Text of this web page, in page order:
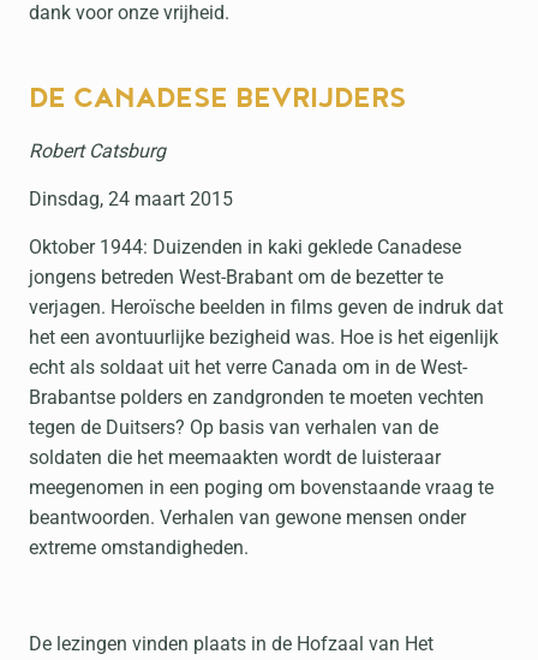
dank voor onze vrijheid.
DE CANADESE BEVRIJDERS
Robert Catsburg
Dinsdag, 24 maart 2015
Oktober 1944: Duizenden in kaki geklede Canadese
jongens betreden West-Brabant om de bezetter te
verjagen. Heroïsche beelden in films geven de indruk dat
het een avontuurlijke bezigheid was. Hoe is het eigenlijk
echt als soldaat uit het verre Canada om in de West-
Brabantse polders en zandgronden te moeten vechten
tegen de Duitsers? Op basis van verhalen van de
soldaten die het meemaakten wordt de luisteraar
meegenomen in een poging om bovenstaande vraag te
beantwoorden. Verhalen van gewone mensen onder
extreme omstandigheden.
De lezingen vinden plaats in de Hofzaal van Het